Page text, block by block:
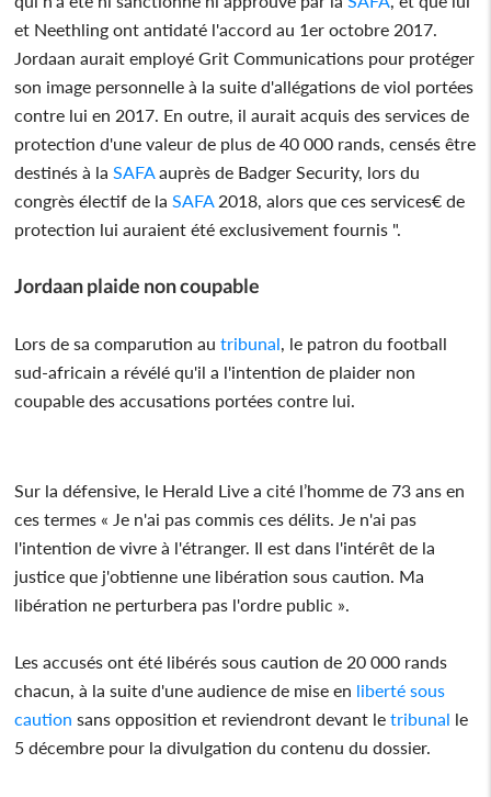
et Neethling ont antidaté l'accord au 1er octobre 2017.
Jordaan aurait employé Grit Communications pour protéger
son image personnelle à la suite d'allégations de viol portées
contre lui en 2017. En outre, il aurait acquis des services de
protection d'une valeur de plus de 40 000 rands, censés être
destinés à laSAFAauprès de Badger Security, lors du
congrès électif de laSAFA2018, alors que ces services€ de
protection lui auraient été exclusivement fournis ".
Jordaan plaide non coupable
Lors de sa comparution au tribunal, le patron du football
sud-africain a révélé qu'il a l'intention de plaider non
coupable des accusations portées contre lui.
Sur la défensive, le Herald Live a cité l’homme de 73 ans en
ces termes « Je n'ai pas commis ces délits. Je n'ai pas
l'intention de vivre à l'étranger. Il est dans l'intérêt de la
justice que j'obtienne une libération sous caution. Ma
libération ne perturbera pas l'ordre public ».
Les accusés ont été libérés sous caution de 20 000 rands
chacun, à la suite d'une audience de mise en liberté sous
caution sans opposition et reviendront devant le tribunal le
5 décembre pour la divulgation du contenu du dossier.